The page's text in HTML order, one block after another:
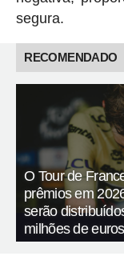
segura.
RECOMENDADO
O Tour de
prêmios em
serão
milhões de euros